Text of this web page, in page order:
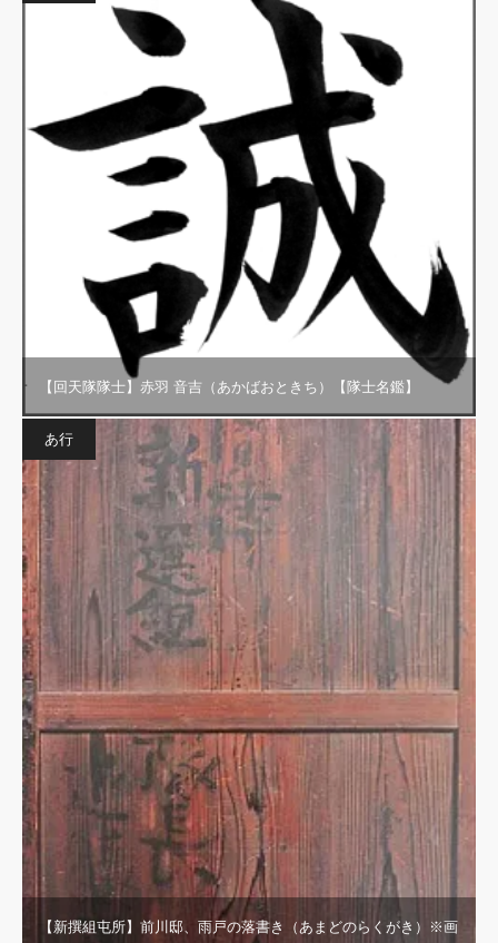
【回天隊隊士】赤羽 音吉（あかばおときち）【隊士名鑑】
あ行
【新撰組屯所】前川邸、雨戸の落書き（あまどのらくがき）※画